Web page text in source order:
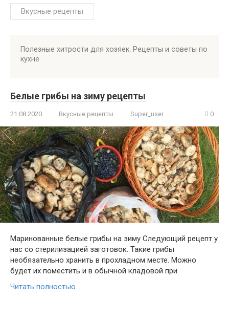
Вкусные рецепты
Полезные хитрости для хозяек. Рецепты и советы по
кухне
Белые грибы на зиму рецепты
21.08.2020 Вкусные рецепты Super_user 0
Маринованные белые грибы на зиму Следующий рецепт у
нас со стерилизацией заготовок. Такие грибы
необязательно хранить в прохладном месте. Можно
будет их поместить и в обычной кладовой при
Читать полностью